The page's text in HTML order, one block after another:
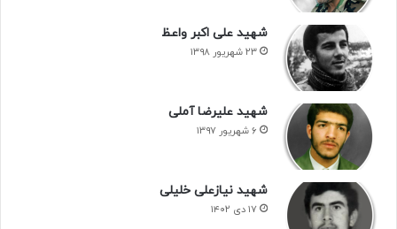
شهید علی اکبر واعظ
۲۳ شهریور ۱۳۹۸
شهید علیرضا آملی
۶ شهریور ۱۳۹۷
شهید نیازعلی خلیلی
۱۷ دی ۱۴۰۲